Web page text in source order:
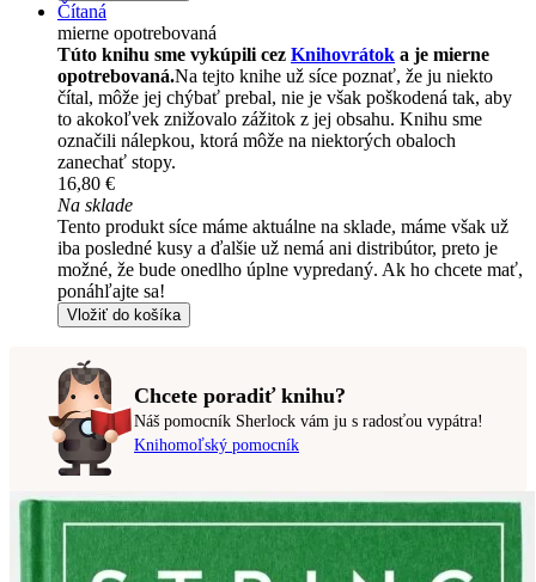
Čítaná
mierne opotrebovaná
Túto knihu sme vykúpili cez Knihovrátok a je mierne
opotrebovaná.Na tejto knihe už síce poznať, že ju niekto
čítal, môže jej chýbať prebal, nie je však poškodená tak, aby
to akokoľvek znižovalo zážitok z jej obsahu. Knihu sme
označili nálepkou, ktorá môže na niektorých obaloch
zanechať stopy.
16,80 €
Na sklade
Tento produkt síce máme aktuálne na sklade, máme však už
iba posledné kusy a ďalšie už nemá ani distribútor, preto je
možné, že bude onedlho úplne vypredaný. Ak ho chcete mať,
ponáhľajte sa!
Vložiť do košíka
Chcete poradiť knihu?
Náš pomocník Sherlock vám ju s radosťou vypátra!
Knihomoľský pomocník